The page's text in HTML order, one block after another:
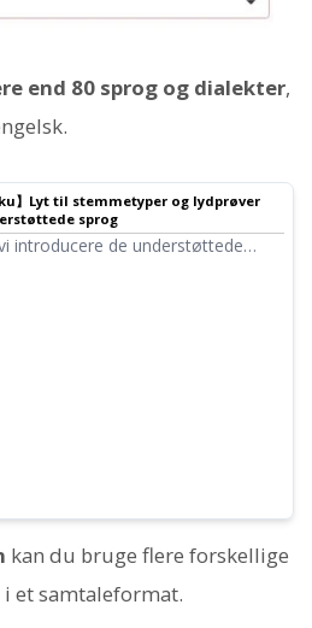
end 80 sprog og dialekter,
】Lyt til stemmetyper og lydprøver
sprog
introducere de understøttede
kan du bruge flere forskellige
et samtaleformat.